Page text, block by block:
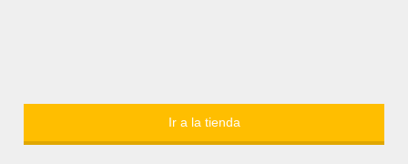
Ir a la tienda